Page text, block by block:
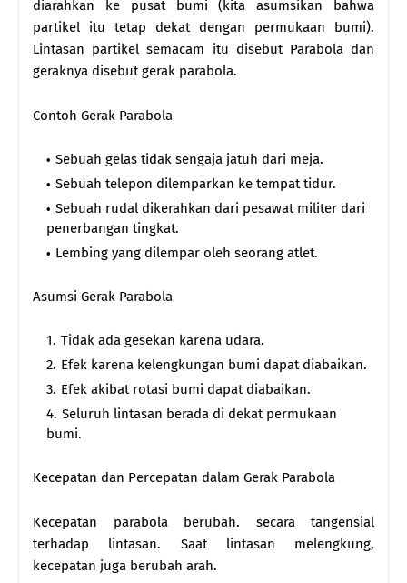
diarahkan ke pusat bumi (kita asumsikan bahwa
partikel itu tetap dekat dengan permukaan bumi).
Lintasan partikel semacam itu disebut Parabola dan
geraknya disebut gerak parabola.
Contoh Gerak Parabola
Sebuah gelas tidak sengaja jatuh dari meja.
Sebuah telepon dilemparkan ke tempat tidur.
Sebuah rudal dikerahkan dari pesawat militer dari
penerbangan tingkat.
Lembing yang dilempar oleh seorang atlet.
Asumsi Gerak Parabola
Tidak ada gesekan karena udara.
Efek karena kelengkungan bumi dapat diabaikan.
Efek akibat rotasi bumi dapat diabaikan.
Seluruh lintasan berada di dekat permukaan
bumi.
Kecepatan dan Percepatan dalam Gerak Parabola
Kecepatan parabola berubah. secara tangensial
terhadap lintasan. Saat lintasan melengkung,
kecepatan juga berubah arah.